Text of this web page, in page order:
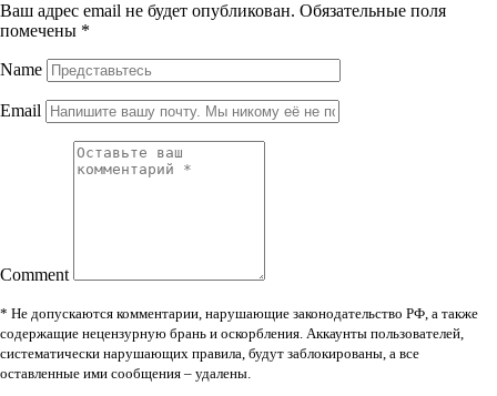
Ваш адрес email не будет опубликован. Обязательные поля
помечены *
Name
Email
Comment
* Не допускаются комментарии, нарушающие законодательство РФ, а также
содержащие нецензурную брань и оскорбления. Аккаунты пользователей,
систематически нарушающих правила, будут заблокированы, а все
оставленные ими сообщения – удалены.